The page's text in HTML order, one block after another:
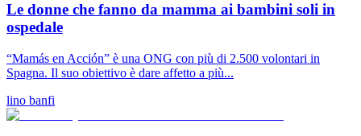
Le donne che fanno da mamma ai bambini soli in
ospedale
“Mamás en Acción” è una ONG con più di 2.500 volontari in
Spagna. Il suo obiettivo è dare affetto a più...
lino banfi